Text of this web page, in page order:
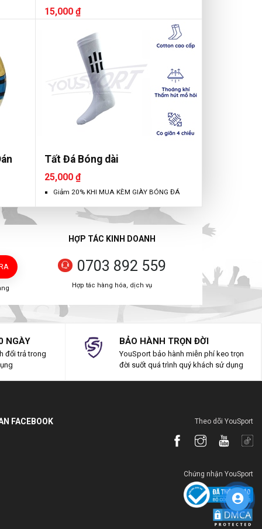
15,000 ₫
Tất Đá Bóng dài
25,000 ₫
Giảm 20% KHI MUA KÈM GIÀY BÓNG ĐÁ
HỢP TÁC KINH DOANH
0703 892 559
Hợp tác hàng hóa, dịch vụ
NGÀY
đổi trả trong
BẢO HÀNH TRỌN ĐỜI
YouSport bảo hành miễn phí keo trọn
đời suốt quá trình quý khách sử dụng
FACEBOOK Theo dõi YouSport
Chứng nhận YouSport